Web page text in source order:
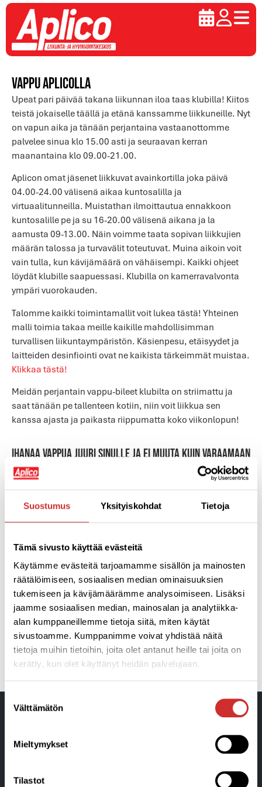
Suostumus Yksityiskohdat Tietoja
Tämä sivusto käyttää evästeitä
Käytämme evästeitä tarjoamamme sisällön ja mainosten
räätälöimiseen, sosiaalisen median ominaisuuksien
tukemiseen ja kävijämäärämme analysoimiseen. Lisäksi
jaamme sosiaalisen median, mainosalan ja analytiikka-
alan kumppaneillemme tietoja siitä, miten käytät
sivustoamme. Kumppanimme voivat yhdistää näitä
tietoja muihin tietoihin, joita olet antanut heille tai joita on
kerätty, kun olet käyttänyt heidän palvelujaan.
valinta
Välttämätön
Mieltymykset
Tilastot
Vappu Aplicolla
Upeat pari päivää takana liikunnan iloa taas klubilla! Kiitos
teistä jokaiselle täällä ja etänä kanssamme liikkuneille. Nyt
on vapun aika ja tänään perjantaina vastaanottomme
palvelee sinua klo 15.00 asti ja seuraavan kerran
maanantaina klo 09.00-21.00.
Aplicon omat jäsenet liikkuvat avainkortilla joka päivä
04.00-24.00 välisenä aikaa kuntosalilla ja
virtuaalitunneilla. Muistathan ilmoittautua ennakkoon
kuntosalille pe ja su 16-20.00 välisenä aikana ja la
aamusta 09-13.00. Näin voimme taata sopivan liikkujien
määrän talossa ja turvavälit toteutuvat. Muina aikoin voit
vain tulla, kun kävijämäärä on vähäisempi. Kaikki ohjeet
löydät klubille saapuessasi. Klubilla on kamerravalvonta
ympäri vuorokauden.
Talomme kaikki toimintamallit voit lukea tästä! Yhteinen
malli toimia takaa meille kaikille mahdollisimman
turvallisen liikuntaympäristön. Käsienpesu, etäisyydet ja
laitteiden desinfiointi ovat ne kaikista tärkeimmät muistaa.
Klikkaa tästä!
Meidän perjantain vappu-bileet klubilta on striimattu ja
saat tänään pe tallenteen kotiin, niin voit liikkua sen
kanssa ajasta ja paikasta riippumatta koko viikonlopun!
Ihanaa vappua juuri sinulle ja ei muuta kuin varaamaan
ensi viikon tunteja sisällä ja ulkona! Eikä hätää,
hybridit ja striimitkin jatkuvat edelleen!
T. Meidän Joukkue
EDELLINEN
Tervetuloa taas liikkumaan Aplicon tiloihin Ratakadulle 29.4.
SEURAAVA
Äitienpäivän lahjavinkit